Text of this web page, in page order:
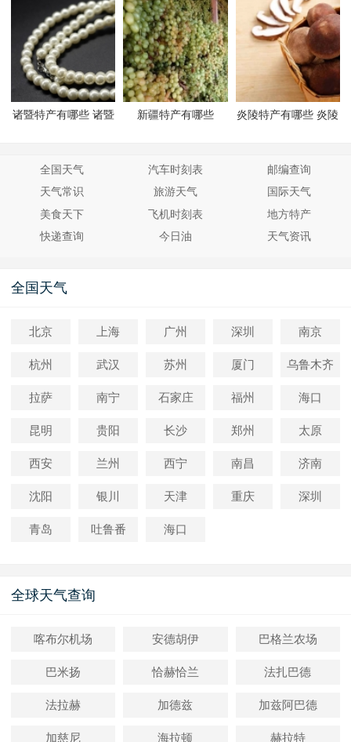
诸暨特产有哪些 诸暨
新疆特产有哪些
炎陵特产有哪些 炎陵
全国天气 汽车时刻表
邮编查询
天气常识
旅游天气
国际天气
美食天下
飞机时刻表
地方特产
快递查询
今日油 天气资讯
全国天气
北京 上海 广州 深圳 南京
杭州 武汉 苏州 厦门 乌鲁木齐
拉萨 南宁 石家庄 福州 海口
昆明 贵阳 长沙 郑州 太原
西安 兰州 西宁 南昌 济南
沈阳 银川 天津 重庆 深圳
青岛 吐鲁番 海口
全球天气查询
喀布尔机场 安德胡伊 巴格兰农场
巴米扬 恰赫恰兰 法扎巴德
法拉赫 加德兹 加兹阿巴德
加慈尼 海拉顿 赫拉特